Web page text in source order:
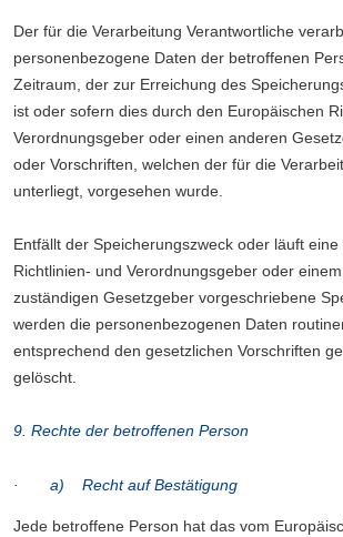
Der für die Verarbeitung Verantwortliche
personenbezogene Daten der betroffenen
Zeitraum, der zur Erreichung des
ist oder sofern dies durch den Europäischen
Verordnungsgeber oder einen anderen
oder Vorschriften, welchen der für die
unterliegt, vorgesehen wurde.
Entfällt der Speicherungszweck oder läuft
Richtlinien- und Verordnungsgeber oder
zuständigen Gesetzgeber vorgeschriebene
werden die personenbezogenen Daten
entsprechend den gesetzlichen Vorschriften
gelöscht.
9. Rechte der betroffenen Person
· a) Recht auf Bestätigung
Jede betroffene Person hat das vom